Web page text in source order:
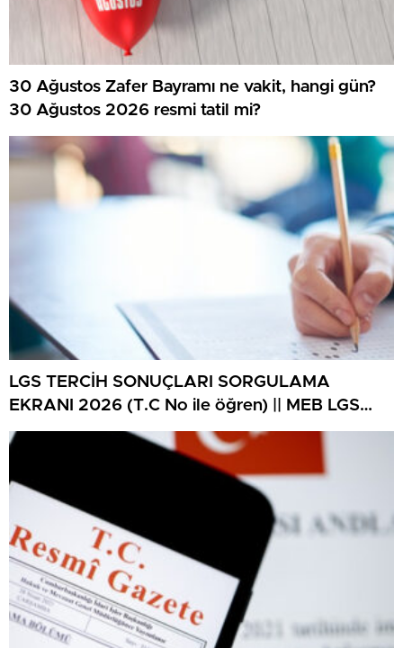
30 Ağustos Zafer Bayramı ne vakit, hangi gün?
30 Ağustos 2026 resmi tatil mi?
LGS TERCİH SONUÇLARI SORGULAMA
EKRANI 2026 (T.C No ile öğren) || MEB LGS
tercih sonuçları ne vakit açıklanacak, lise
yerleştirme sonuçlarına nereden bakılır? 2026
LGS lise tercih sonuçları sorgulama ekranı
MEB.gov.tr!